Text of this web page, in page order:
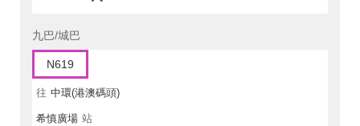
九巴/城巴
N619
往 中環(港澳碼頭)
希慎廣場 站